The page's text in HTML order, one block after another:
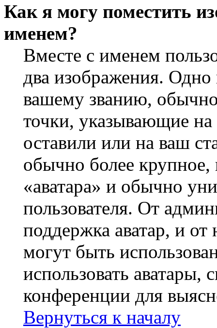
Как я могу поместить
именем?
Вместе с именем
два изображения.
вашему званию, обычно
точки, указывающие
оставили или на ваш
обычно более крупное,
«аватара» и обычно
пользователя. От
поддержка аватар, и от
могут быть
использовать аватары,
конференции для
Вернуться к началу